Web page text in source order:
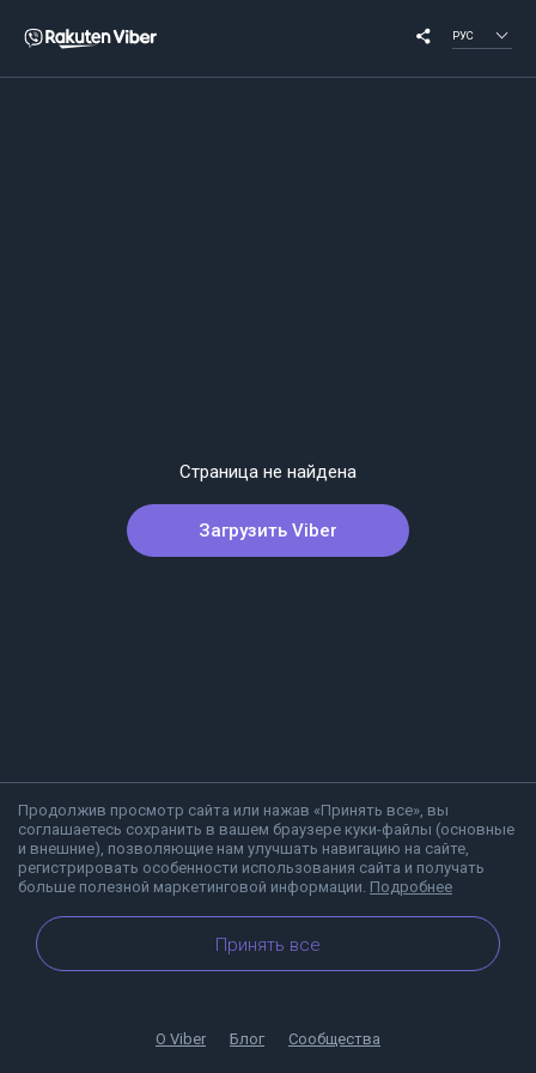
РУС
Продолжив просмотр сайта или нажав «Принять все», вы
соглашаетесь сохранить в вашем браузере куки-файлы (основные
и внешние), позволяющие нам улучшать навигацию на сайте,
регистрировать особенности использования сайта и получать
больше полезной маркетинговой информации. Подробнее
Принять все
Страница не найдена
Загрузить Viber
О Viber Блог Сообщества